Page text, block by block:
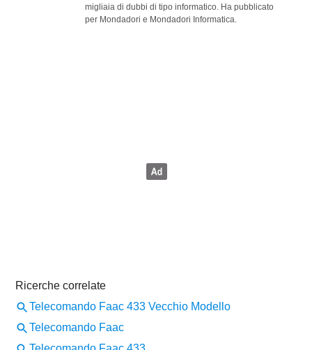
migliaia di dubbi di tipo informatico. Ha pubblicato
per Mondadori e Mondadori Informatica.